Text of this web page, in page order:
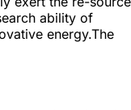
ability of
energy.The